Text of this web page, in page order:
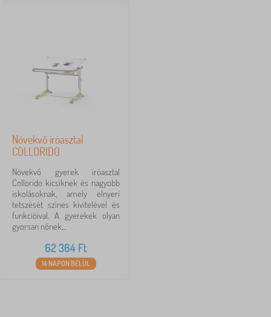
Növekvő íróasztal
COLLORIDO
Növekvő gyerek íróasztal
Collorido kicsiknek és nagyobb
iskolásoknak, amely elnyeri
tetszését színes kivitelével és
funkcióival. A gyerekek olyan
gyorsan nőnek,...
62 364 Ft
14 NAPON BELÜL